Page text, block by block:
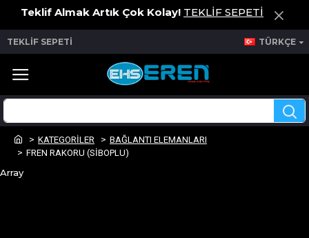
Teklif Almak Artık Çok Kolay! TEKLİF SEPETİ
TEKLİF SEPETİ TÜRKÇE
KATEGORİLER
BAĞLANTI ELEMANLARI
FREN RAKORU (SİBOPLU)
Array